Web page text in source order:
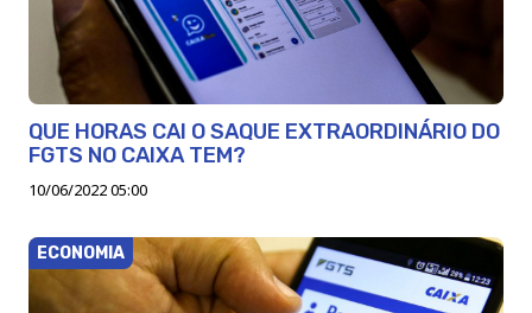
QUE HORAS CAI O SAQUE EXTRAORDINÁRIO DO
FGTS NO CAIXA TEM?
10/06/2022 05:00
ECONOMIA